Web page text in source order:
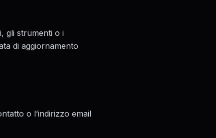
gli strumenti o i
di aggiornamento
o l’indirizzo email